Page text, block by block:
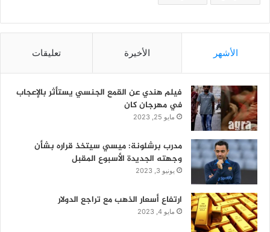
الأشهر الأخيرة تعليقات
فيلم هندي عن القمع الجنسي يستأثر بالإعجاب
في مهرجان كان
مايو 25, 2023
مدرب برشلونة: ميسي سيتخذ قراره بشأن
وجهته الجديدة الأسبوع المقبل
يونيو 3, 2023
ارتفاع أسعار الذهب مع تراجع الدولار
مايو 4, 2023